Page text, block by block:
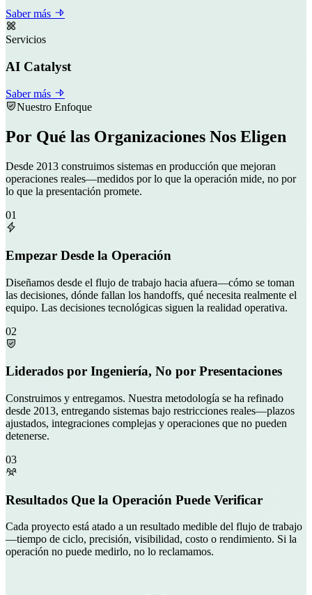
Saber más
Servicios
AI Catalyst
Saber más
Nuestro Enfoque
Por Qué las Organizaciones Nos Eligen
Desde 2013 construimos sistemas en producción que mejoran
operaciones reales—medidos por lo que la operación mide, no por
lo que la presentación promete.
01
Empezar Desde la Operación
Diseñamos desde el flujo de trabajo hacia afuera—cómo se toman
las decisiones, dónde fallan los handoffs, qué necesita realmente el
equipo. Las decisiones tecnológicas siguen la realidad operativa.
02
Liderados por Ingeniería, No por Presentaciones
Construimos y entregamos. Nuestra metodología se ha refinado
desde 2013, entregando sistemas bajo restricciones reales—plazos
ajustados, integraciones complejas y operaciones que no pueden
detenerse.
03
Resultados Que la Operación Puede Verificar
Cada proyecto está atado a un resultado medible del flujo de trabajo
—tiempo de ciclo, precisión, visibilidad, costo o rendimiento. Si la
operación no puede medirlo, no lo reclamamos.